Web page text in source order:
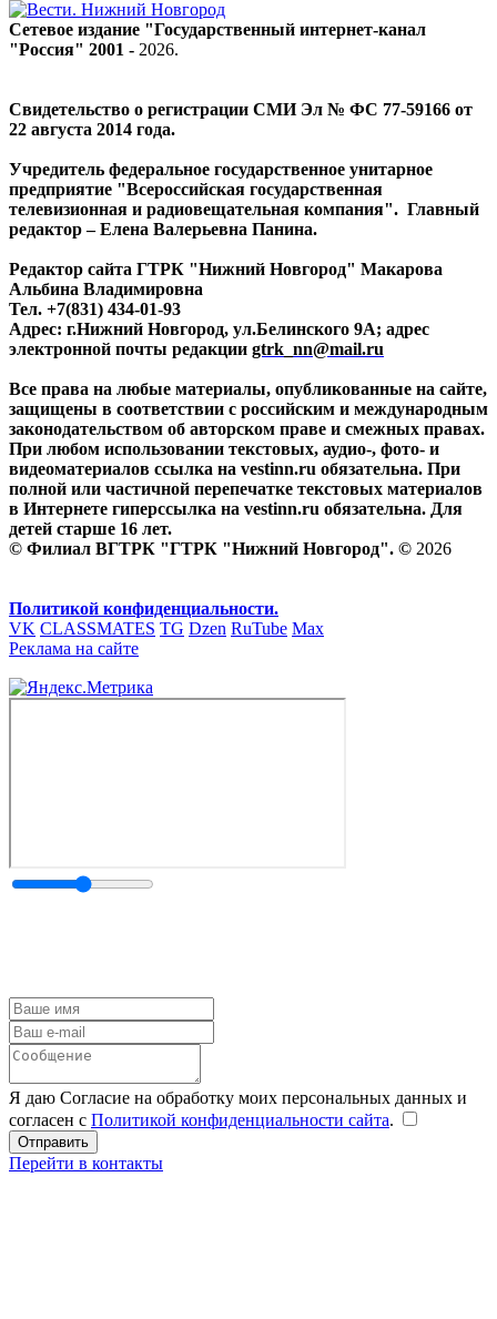
Сетевое издание "Государственный интернет-канал
"Россия" 2001 - 2026.
Свидетельство о регистрации СМИ Эл № ФС 77-59166 от
22 августа 2014 года.
Учредитель федеральное государственное унитарное
предприятие "Всероссийская государственная
телевизионная и радиовещательная компания". Главный
редактор – Елена Валерьевна Панина.
Редактор сайта ГТРК "Нижний Новгород" Макарова
Альбина Владимировна
Тел. +7(831) 434-01-93
Адрес: г.Нижний Новгород, ул.Белинского 9А; адрес
электронной почты редакции gtrk_nn@mail.ru
Все права на любые материалы, опубликованные на сайте,
защищены в соответствии с российским и международным
законодательством об авторском праве и смежных правах.
При любом использовании текстовых, аудио-, фото- и
видеоматериалов ссылка на vestinn.ru обязательна. При
полной или частичной перепечатке текстовых материалов
в Интернете гиперссылка на vestinn.ru обязательна. Для
детей старше 16 лет.
© Филиал ВГТРК "ГТРК "Нижний Новгород". © 2026
Политикой конфиденциальности.
VK CLASSMATES TG Dzen RuTube Max
Реклама на сайте
Я даю Согласие на обработку моих персональных данных и
согласен с Политикой конфиденциальности сайта.
Перейти в контакты